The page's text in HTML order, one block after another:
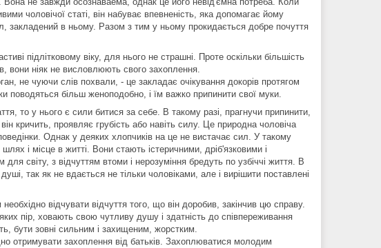
чоловічої статі, він набуває впевненість, яка допомагає йому
закладений в ньому. Разом з тим у ньому прокидається добре почуття
підлітковому віку, для нього не страшні. Проте оскільки більшість
вони ніяк не висловлюють свого захоплення.
не чуючи слів похвали, - це закладає очікування докорів протягом
поводяться більш женоподобно, і їм важко припинити свої муки.
то у нього є сили битися за себе. В такому разі, прагнучи припинити,
кричить, проявляє грубість або навіть силу. Це природна чоловіча
Однак у деяких хлопчиків на це не вистачає сил. У такому
і місце в житті. Вони стають істеричними, дріб'язковими і
світу, з відчуттям втоми і нерозуміння бредуть по узбіччі життя. В
так як не вдається не тільки чоловіками, але і вирішити поставлені
відчувати відчуття того, що він доробив, закінчив цю справу.
пір, ховають свою чутливу душу і здатність до співпереживання
бути зовні сильним і захищеним, жорстким.
отримувати захоплення від батьків. Захоплюватися молодим